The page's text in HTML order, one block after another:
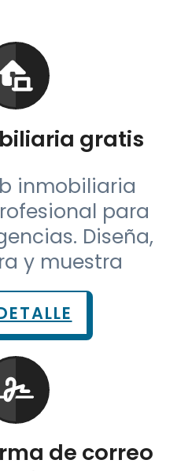
gratis
inmobiliaria
Diseña,
y muestra
de correo